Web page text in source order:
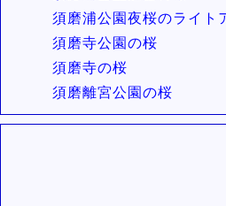
須磨浦公園夜桜のライト
須磨寺公園の桜
須磨寺の桜
須磨離宮公園の桜